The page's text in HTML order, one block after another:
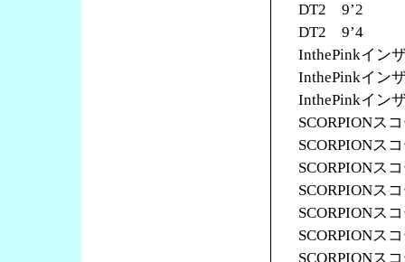
DT2 9’2
DT2 9’4
InthePinkイン
InthePinkイン
InthePinkイン
SCORPIONス
SCORPIONス
SCORPIONス
SCORPIONス
SCORPIONス
SCORPIONス
SCORPIONス